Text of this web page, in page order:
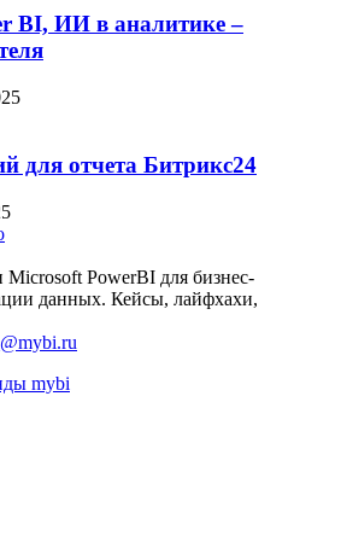
BI, ИИ в аналитике –
для отчета Битрикс24
Microsoft PowerBI для бизнес-
данных. Кейсы, лайфхахи,
mybi